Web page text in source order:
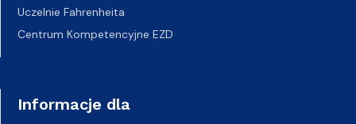
Uczelnie Fahrenheita
Centrum Kompetencyjne EZD
Informacje dla